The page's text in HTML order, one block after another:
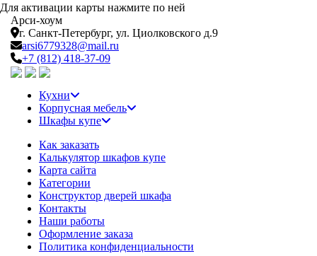
Для активации карты нажмите по ней
Арси-хоум
г. Санкт-Петербург, ул. Циолковского д.9
arsi6779328@mail.ru
+7 (812) 418-37-09
Кухни
Корпусная мебель
Шкафы купе
Как заказать
Калькулятор шкафов купе
Карта сайта
Категории
Конструктор дверей шкафа
Контакты
Наши работы
Оформление заказа
Политика конфиденциальности